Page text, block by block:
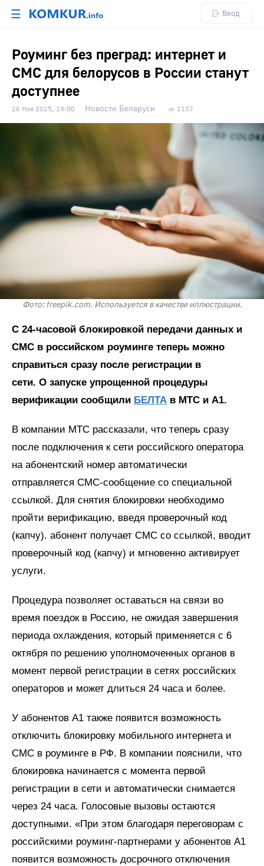
☰ Вход
Роуминг без преград: интернет и
СМС для белорусов в России станут
доступнее
26 Ноя 2025, 19:00 Новости Беларуси 1137
Фото: freepik.com. Используется в качестве иллюстрации.
С 24-часовой блокировкой передачи данных и
СМС в российском роуминге теперь можно
справиться сразу после регистрации в
сети. О запуске упрощенной процедуры
верификации сообщили БЕЛТА в МТС и А1.
В компании МТС рассказали, что теперь сразу
после подключения к сети российского оператора
на абонентский номер автоматически
отправляется СМС-сообщение со специальной
ссылкой. Для снятия блокировки необходимо
пройти верификацию, введя проверочный код
(капчу). абонент получает СМС со ссылкой, вводит
проверочный код (капчу) и мгновенно активирует
услуги.
Процедура позволяет оставаться на связи во
время поездок в Россию, не ожидая завершения
периода охлаждения, который применяется с 6
октября по решению уполномоченных органов в
момент первой регистрации в сетях российских
операторов и может длиться 24 часа и более.
У абонентов А1 также появится возможность
отключить блокировку мобильного интернета и
СМС в роуминге в РФ. В компании пояснили, что
блокировка начинается с момента первой
регистрации в сети и автоматически снимается
через 24 часа. Голосовые вызовы остаются
доступными. «При этом благодаря переговорам с
российскими роуминг-партнерами у абонентов А1
появится возможность досрочного отключения